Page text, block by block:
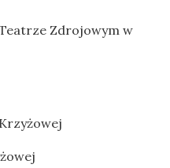
Zdrojowym w